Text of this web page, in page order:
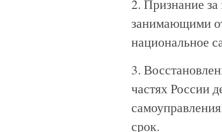
2. Признание
занимающими
национальное
3.
частях России
срок.